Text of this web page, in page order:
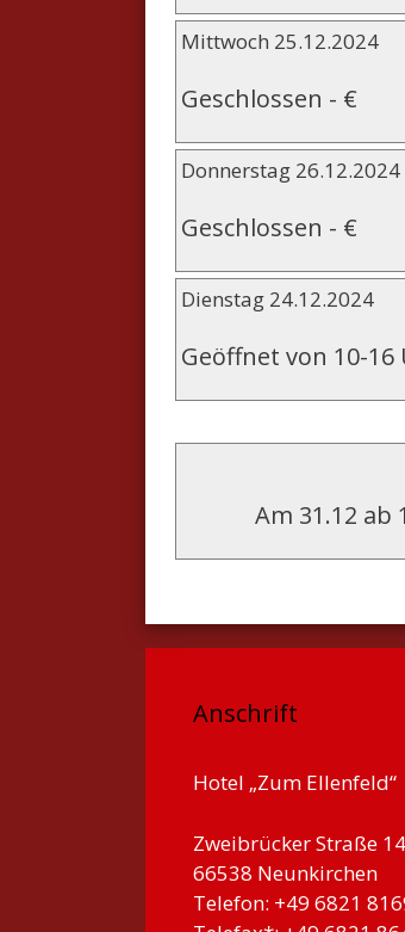
Mittwoch 25.12.2024
Geschlossen - €
Donnerstag 26.12.2024
Geschlossen - €
Dienstag 24.12.2024
Geöffnet von 10-16
Am 31.12
Anschrift
Hotel „Zum Ellenfeld“
Zweibrücker Straße 14
66538 Neunkirchen
Telefon: +49 6821